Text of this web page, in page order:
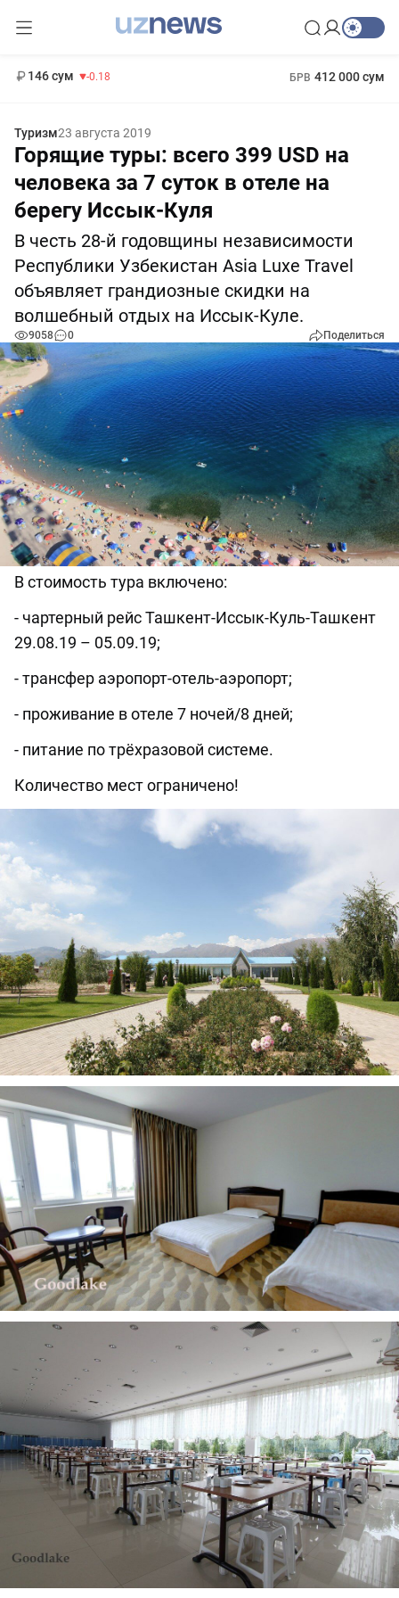
146 сум -0.18 БРВ 412 000 сум
Туризм23 августа 2019
Горящие туры: всего 399 USD на
человека за 7 суток в отеле на
берегу Иссык-Куля
В честь 28-й годовщины независимости
Республики Узбекистан Asia Luxe Travel
объявляет грандиозные скидки на
волшебный отдых на Иссык-Куле.
9058 0 Поделиться
В стоимость тура включено:
- чартерный рейс Ташкент-Иссык-Куль-Ташкент
29.08.19 – 05.09.19;
- трансфер аэропорт-отель-аэропорт;
- проживание в отеле 7 ночей/8 дней;
- питание по трёхразовой системе.
Количество мест ограничено!